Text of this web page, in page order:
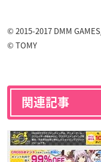
© 2015-2017 DMM
© TOMY
関連記事